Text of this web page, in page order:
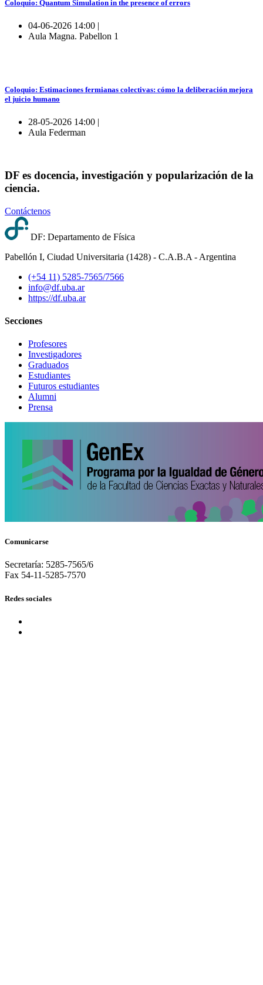
Coloquio: Quantum Simulation in the presence of errors
04-06-2026 14:00 |
Aula Magna. Pabellon 1
Coloquio: Estimaciones fermianas colectivas: cómo la deliberación mejora
el juicio humano
28-05-2026 14:00 |
Aula Federman
DF es docencia, investigación y popularización de la
ciencia.
Contáctenos
DF: Departamento de Física
Pabellón I, Ciudad Universitaria (1428) - C.A.B.A - Argentina
(+54 11) 5285-7565/7566
info@df.uba.ar
https://df.uba.ar
Secciones
Profesores
Investigadores
Graduados
Estudiantes
Futuros estudiantes
Alumni
Prensa
Comunicarse
Secretaría: 5285-7565/6
Fax 54-11-5285-7570
Redes sociales